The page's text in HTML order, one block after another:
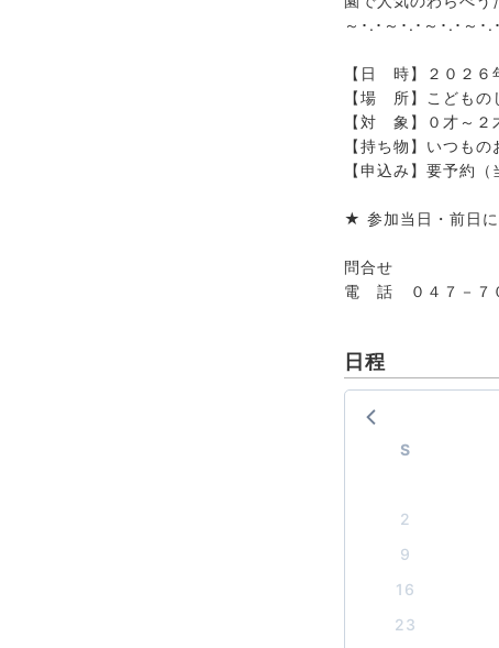
～･.･～･.･～･.･～･.
【日 時】２０２６
【場 所】こどもの
【対 象】０才～
【持ち物】いつも
【申込み】要予約
★ 参加当日・前日に
問合せ
電 話 ０４７－７
日程
S
2
9
16
23